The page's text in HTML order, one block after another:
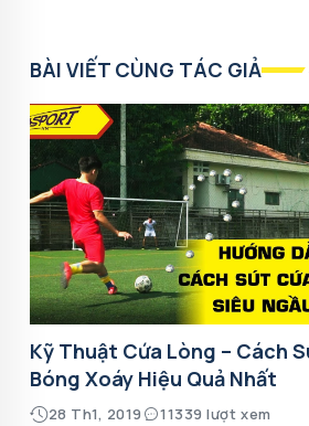
BÀI VIẾT CÙNG TÁC GIẢ
Kỹ Thuật Cứa Lòng – Cách
Bóng Xoáy Hiệu Quả Nhất
28 Th1, 2019 11339 lượt xem